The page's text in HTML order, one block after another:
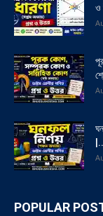
ও
POPULAR